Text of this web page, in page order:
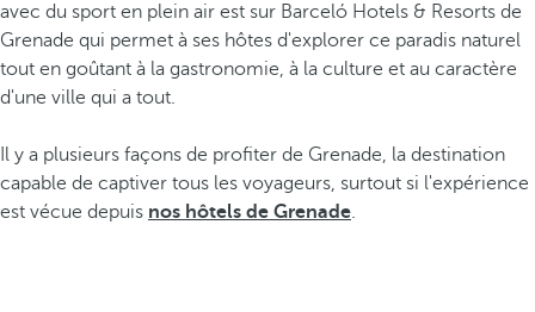
avec du sport en plein air est sur Barceló Hotels & Resorts de
Grenade qui permet à ses hôtes d'explorer ce paradis naturel
tout en goûtant à la gastronomie, à la culture et au caractère
d'une ville qui a tout.
Il y a plusieurs façons de profiter de Grenade, la destination
capable de captiver tous les voyageurs, surtout si l'expérience
est vécue depuis nos hôtels de Grenade.